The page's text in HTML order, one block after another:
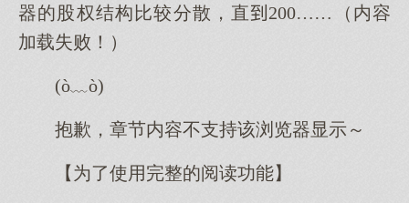
器的股权结构比较分散，直200……（内容
加载失败！）
(ò﹏ò)
抱歉，章节内容不支持该浏览器显示～
【为了使用完整的阅读功能】